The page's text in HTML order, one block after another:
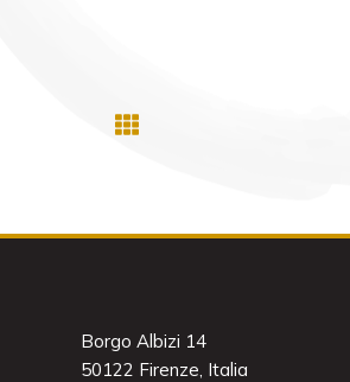
Borgo Albizi 14
50122 Firenze, Italia